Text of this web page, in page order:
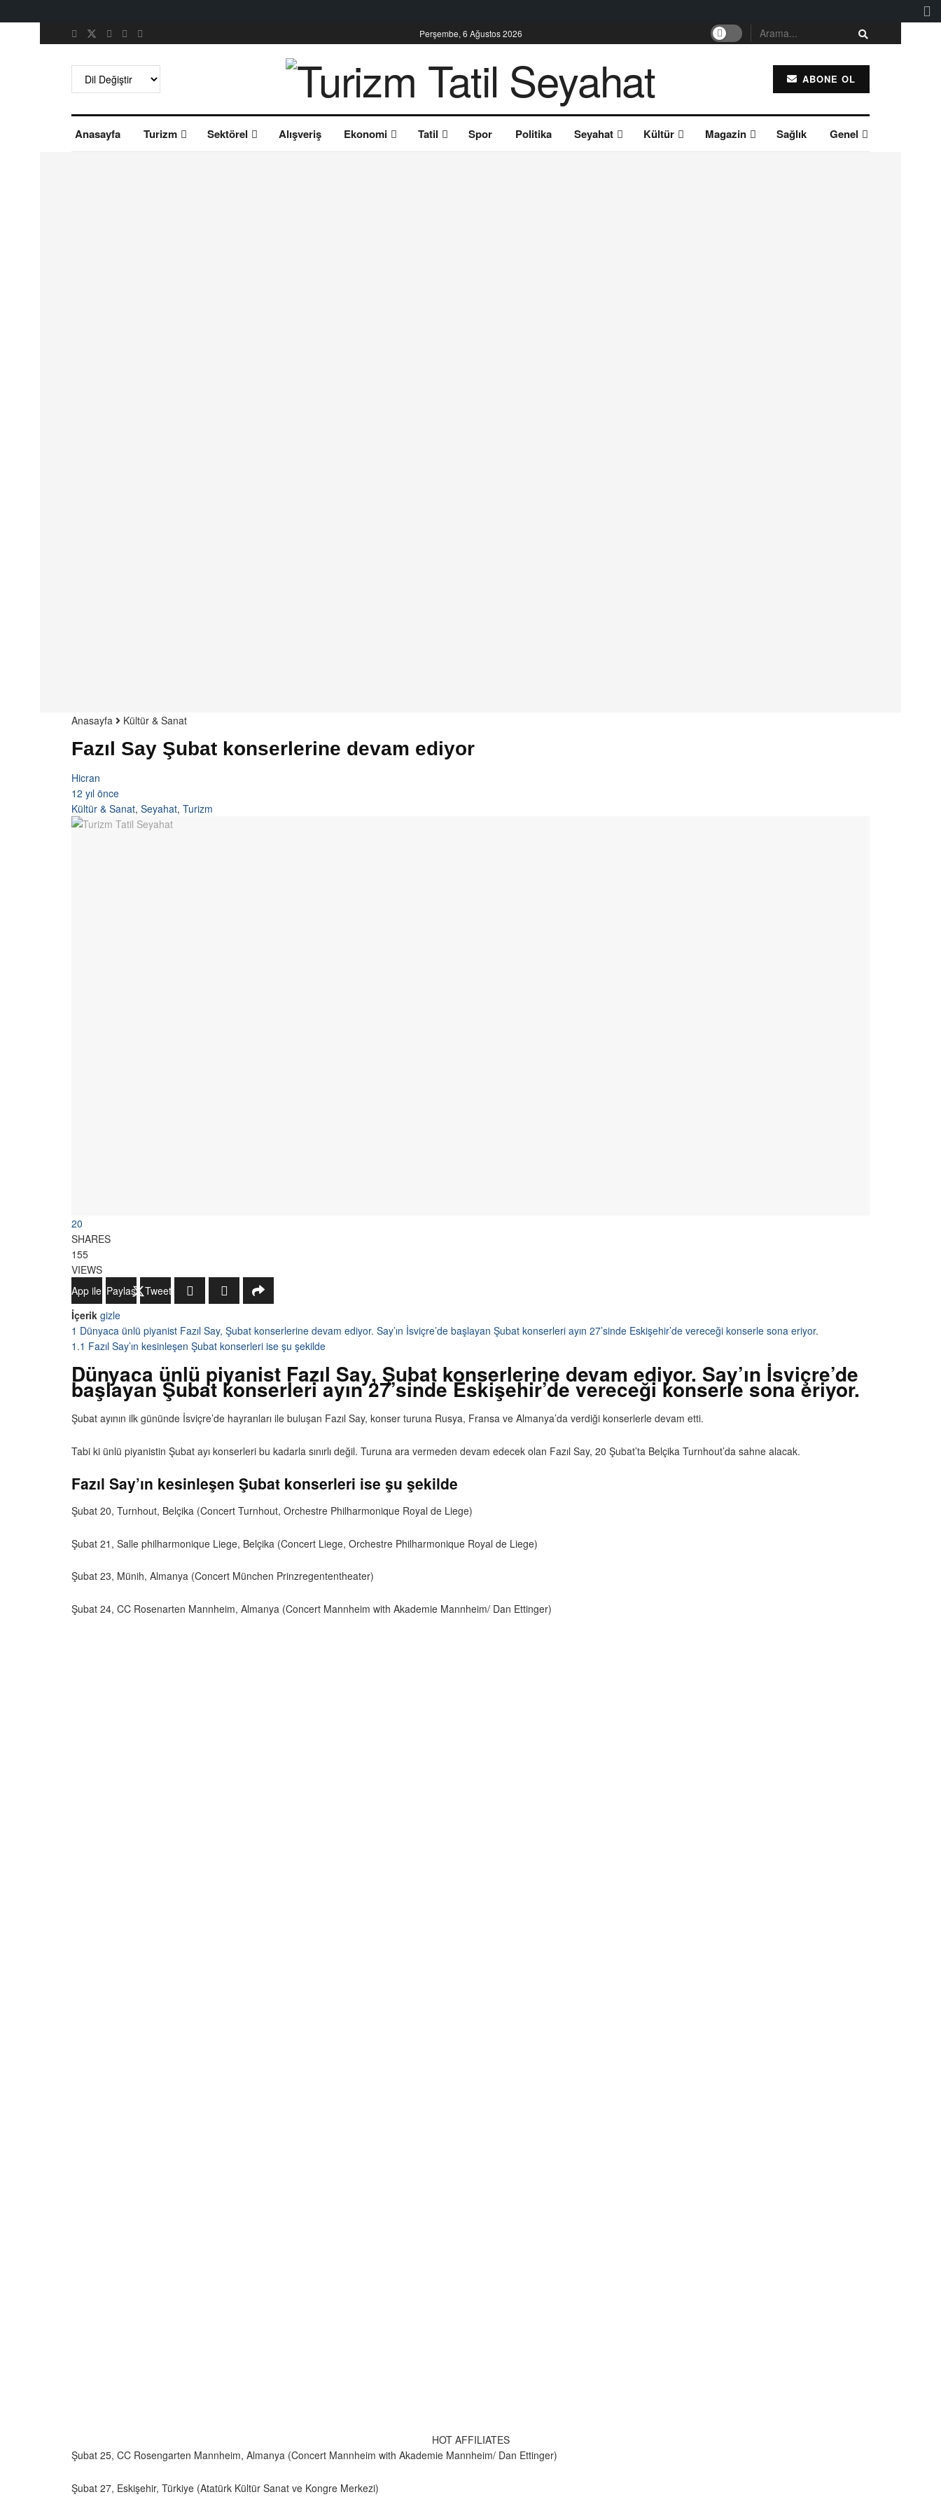
Perşembe, 6 Ağustos 2026
ABONE OL
Anasayfa Turizm Sektörel Alışveriş Ekonomi Tatil Spor Politika Seyahat Kültür Magazin Sağlık Genel
Anasayfa Kültür & Sanat
Fazıl Say Şubat konserlerine devam ediyor
Hicran
12 yıl önce
Kültür & Sanat, Seyahat, Turizm
20
SHARES
155
VIEWS
WhatsApp ile Gönder
Paylaş
Tweetle
İçerik gizle
1 Dünyaca ünlü piyanist Fazıl Say, Şubat konserlerine devam ediyor. Say’ın İsviçre’de başlayan Şubat konserleri ayın 27’sinde Eskişehir’de vereceği konserle sona eriyor.
1.1 Fazıl Say’ın kesinleşen Şubat konserleri ise şu şekilde
Dünyaca ünlü piyanist Fazıl Say, Şubat konserlerine devam ediyor. Say’ın İsviçre’de
başlayan Şubat konserleri ayın 27’sinde Eskişehir’de vereceği konserle sona eriyor.
Şubat ayının ilk gününde İsviçre’de hayranları ile buluşan Fazıl Say, konser turuna Rusya, Fransa ve Almanya’da verdiği konserlerle devam etti.
Tabi ki ünlü piyanistin Şubat ayı konserleri bu kadarla sınırlı değil. Turuna ara vermeden devam edecek olan Fazıl Say, 20 Şubat’ta Belçika Turnhout’da sahne alacak.
Fazıl Say’ın kesinleşen Şubat konserleri ise şu şekilde
Şubat 20, Turnhout, Belçika (Concert Turnhout, Orchestre Philharmonique Royal de Liege)
Şubat 21, Salle philharmonique Liege, Belçika (Concert Liege, Orchestre Philharmonique Royal de Liege)
Şubat 23, Münih, Almanya (Concert München Prinzregententheater)
Şubat 24, CC Rosenarten Mannheim, Almanya (Concert Mannheim with Akademie Mannheim/ Dan Ettinger)
HOT AFFILIATES
Şubat 25, CC Rosengarten Mannheim, Almanya (Concert Mannheim with Akademie Mannheim/ Dan Ettinger)
Şubat 27, Eskişehir, Türkiye (Atatürk Kültür Sanat ve Kongre Merkezi)